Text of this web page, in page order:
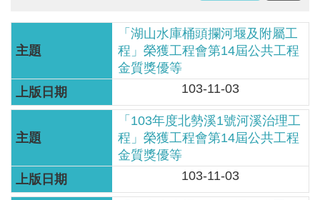
最
水
情
公
訊
息
「湖山水庫桶頭攔河堰及附屬工
程」榮獲工程會第14屆公共工程
金質獎優等
103-11-03
「103年度北勢溪1號河溪治理工
程」榮獲工程會第14屆公共工程
金質獎優等
103-11-03